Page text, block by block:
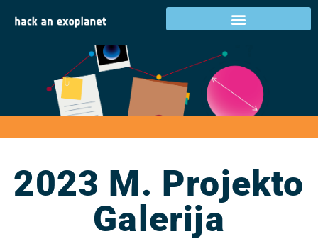
2023 m. projekto
galerija
2023 M. Projekto
Galerija